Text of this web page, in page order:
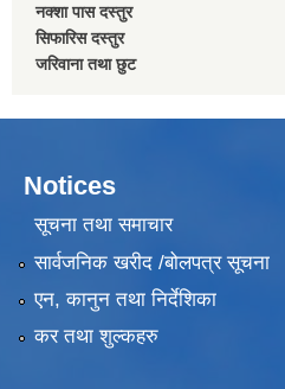
नक्शा पास दस्तुर
सिफारिस दस्तुर
जरिवाना तथा छुट
Notices
सूचना तथा समाचार
सार्वजनिक खरीद /बोलपत्र सूचना
एन, कानुन तथा निर्देशिका
कर तथा शुल्कहरु